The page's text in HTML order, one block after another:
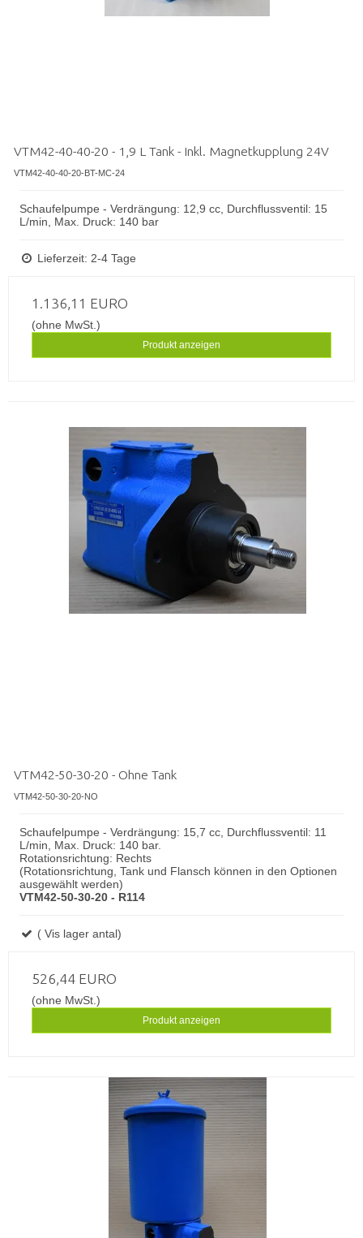
VTM42-40-40-20 - 1,9 L Tank - Inkl. Magnetkupplung 24V
VTM42-40-40-20-BT-MC-24
Schaufelpumpe - Verdrängung: 12,9 cc, Durchflussventil: 15
L/min, Max. Druck: 140 bar
Lieferzeit: 2-4 Tage
1.136,11 EURO
(ohne MwSt.)
Produkt anzeigen
VTM42-50-30-20 - Ohne Tank
VTM42-50-30-20-NO
Schaufelpumpe - Verdrängung: 15,7 cc, Durchflussventil: 11
L/min, Max. Druck: 140 bar.
Rotationsrichtung: Rechts
(Rotationsrichtung, Tank und Flansch können in den Optionen
ausgewählt werden)
VTM42-50-30-20 - R114
( Vis lager antal)
526,44 EURO
(ohne MwSt.)
Produkt anzeigen